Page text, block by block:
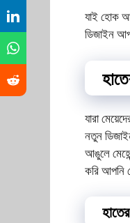
যাই হোক
ডিজাইন
যারা
নতুন
আঙুলে
করি আপনি